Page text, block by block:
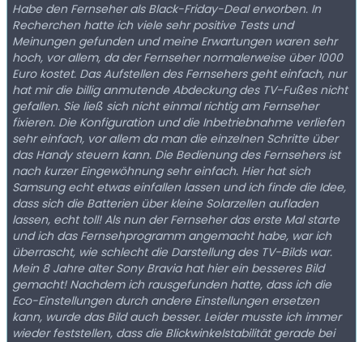
Habe den Fernseher als Black-Friday-Deal erworben. In
Recherchen hatte ich viele sehr positive Tests und
Meinungen gefunden und meine Erwartungen waren sehr
hoch, vor allem, da der Fernseher normalerweise über 1000
Euro kostet. Das Aufstellen des Fernsehers geht einfach, nur
hat mir die billig anmutende Abdeckung des TV-Fußes nicht
gefallen. Sie ließ sich nicht einmal richtig am Fernseher
fixieren. Die Konfiguration und die Inbetriebnahme verliefen
sehr einfach, vor allem da man die einzelnen Schritte über
das Handy steuern kann. Die Bedienung des Fernsehers ist
nach kurzer Eingewöhnung sehr einfach. Hier hat sich
Samsung echt etwas einfallen lassen und ich finde die Idee,
dass sich die Batterien über kleine Solarzellen aufladen
lassen, echt toll! Als nun der Fernseher das erste Mal starte
und ich das Fernsehprogramm angemacht habe, war ich
überrascht, wie schlecht die Darstellung des TV-Bilds war.
Mein 8 Jahre alter Sony Bravia hat hier ein besseres Bild
gemacht! Nachdem ich rausgefunden hatte, dass ich die
Eco-Einstellungen durch andere Einstellungen ersetzen
kann, wurde das Bild auch besser. Leider musste ich immer
wieder feststellen, dass die Blickwinkelstabilität gerade bei